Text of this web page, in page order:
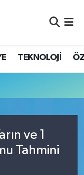
TEKNOLOJİ
ve 1
Tahmini